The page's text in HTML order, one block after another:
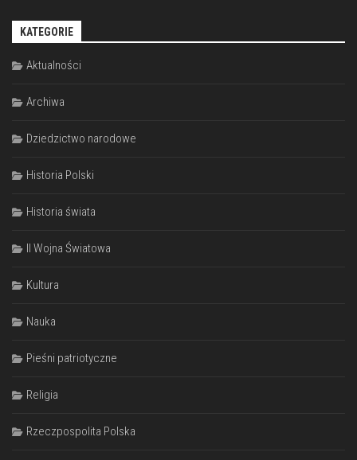
KATEGORIE
Aktualności
Archiwa
Dziedzictwo narodowe
Historia Polski
Historia świata
II Wojna Światowa
Kultura
Nauka
Pieśni patriotyczne
Religia
Rzeczpospolita Polska